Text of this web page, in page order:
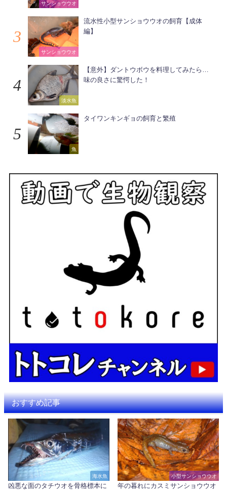
サンショウウオ
サンショウウオ
流水性小型サンショウウオの飼育【成体
編】
淡水魚
【意外】ダントウボウを料理してみたら…
味の良さに驚愕した！
魚
タイワンキンギョの飼育と繁殖
おすすめ記事
海水魚
凶悪な面のタチウオを骨格標本に
小型サンショウウオ
年の暮れにカスミサンショウウオ